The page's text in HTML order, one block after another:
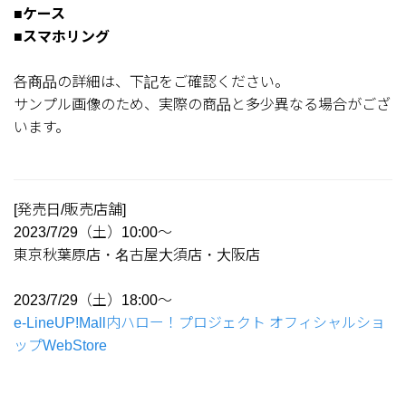
■ケース
■スマホリング
各商品の詳細は、下記をご確認ください。
サンプル画像のため、実際の商品と多少異なる場合がござ
います。
[発売日/販売店舗]
2023/7/29（土）10:00～
東京秋葉原店・名古屋大須店・大阪店
2023/7/29（土）18:00～
e-LineUP!Mall内ハロー！プロジェクト オフィシャルショ
ップWebStore